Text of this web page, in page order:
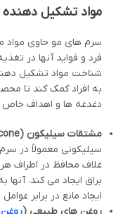
مواد تشکیل
سرم های مو حاوی
فرد و فواید آنها در
شناخت مواد تشکیل
به افراد کمک کند تا
دغدغه ها و اهداف خاص
مشتقات سیلیکون (
سیلیکونی معمولاً در
غلاف محافظ در اطراف
براق ایجاد می کند.
ایجاد مانع در برابر